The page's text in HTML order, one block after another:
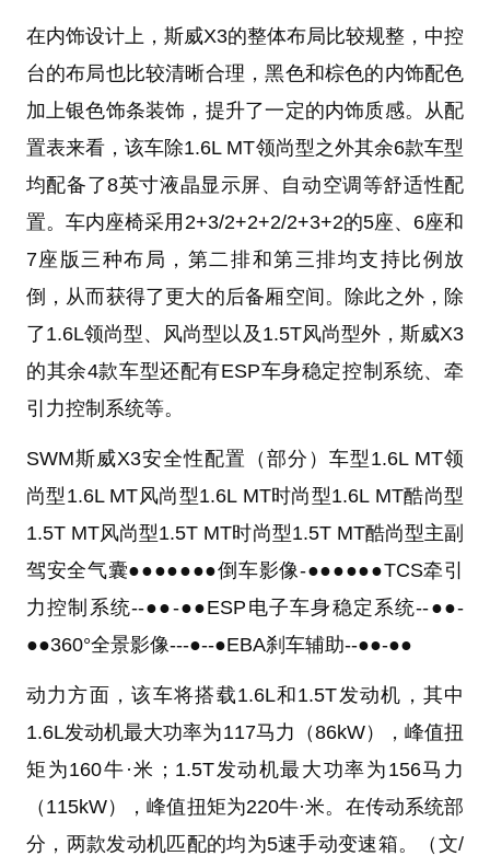
在内饰设计上，斯威X3的整体布局比较规整，中控
台的布局也比较清晰合理，黑色和棕色的内饰配色
加上银色饰条装饰，提升了一定的内饰质感。从配
置表来看，该车除1.6L MT领尚型之外其余6款车型
均配备了8英寸液晶显示屏、自动空调等舒适性配
置。车内座椅采用2+3/2+2+2/2+3+2的5座、6座和
7座版三种布局，第二排和第三排均支持比例放
倒，从而获得了更大的后备厢空间。除此之外，除
了1.6L领尚型、风尚型以及1.5T风尚型外，斯威X3
的其余4款车型还配有ESP车身稳定控制系统、牵
引力控制系统等。
SWM斯威X3安全性配置（部分）车型 1.6L MT领
尚型 1.6L MT风尚型1.6L MT时尚型1.6L MT酷尚型
1.5T MT风尚型1.5T MT时尚型1.5T MT酷尚型主副
驾安全气囊●●●●●●●倒车影像-●●●●●●TCS牵引
力控制系统--●●-●●ESP电子车身稳定系统--●●-
●●360°全景影像---●--●EBA刹车辅助--●●-●●
动力方面，该车将搭载1.6L和1.5T发动机，其中
1.6L发动机最大功率为117马力（86kW），峰值扭
矩为160牛·米；1.5T发动机最大功率为156马力
（115kW），峰值扭矩为220牛·米。在传动系统部
分，两款发动机匹配的均为5速手动变速箱。（文/